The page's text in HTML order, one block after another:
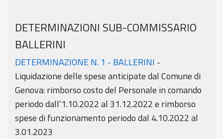
DETERMINAZIONI SUB-COMMISSARIO
BALLERINI
DETERMINAZIONE N. 1 - BALLERINI -
Liquidazione delle spese anticipate dal Comune di
Genova: rimborso costo del Personale in comando
periodo dall’1.10.2022 al 31.12.2022 e rimborso
spese di funzionamento periodo dal 4.10.2022 al
3.01.2023